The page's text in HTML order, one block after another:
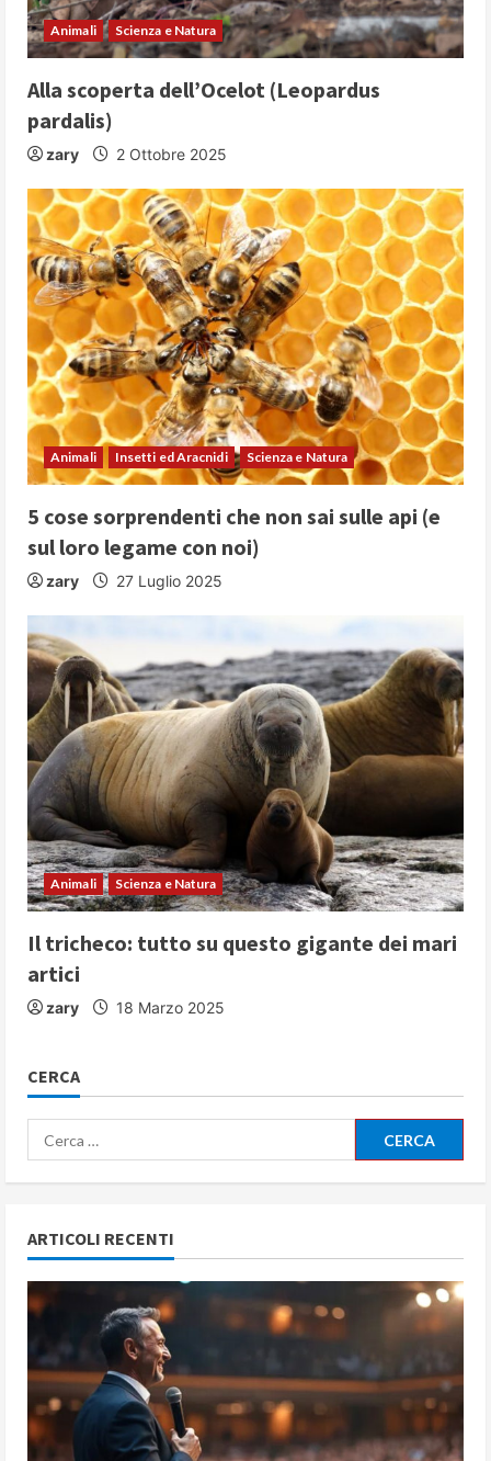
d
i
n
g
Animali Scienza e Natura
Alla scoperta dell’Ocelot (Leopardus
pardalis)
zary 2 Ottobre 2025
Animali Insetti ed Aracnidi Scienza e Natura
5 cose sorprendenti che non sai sulle api (e
sul loro legame con noi)
zary 27 Luglio 2025
Animali Scienza e Natura
Il tricheco: tutto su questo gigante dei mari
artici
zary 18 Marzo 2025
CERCA
Ricerca
per:
ARTICOLI RECENTI